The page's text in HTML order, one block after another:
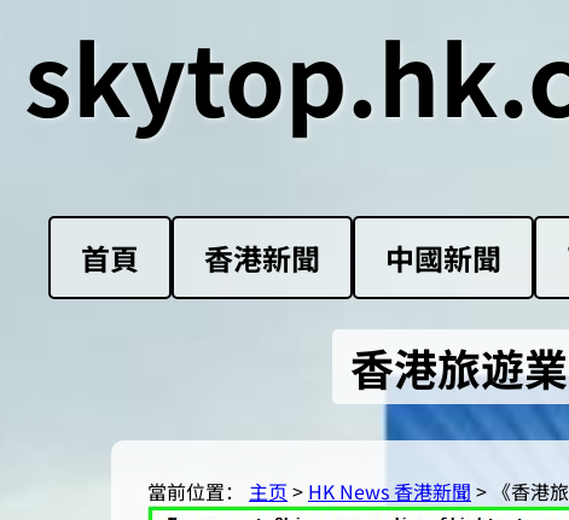
首頁 香港新聞 中國新聞
香港旅遊
當前位置： 主页 > HK News 香港新聞 > 《香港